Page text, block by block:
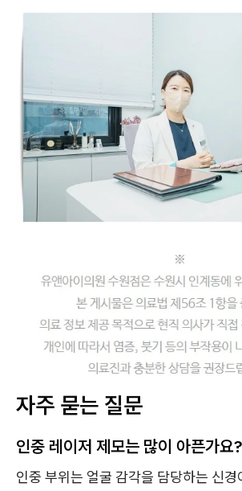
자주 묻는 질문
인중 레이저 제모는 많이 아픈가요?
인중 부위는 얼굴 감각을 담당하는 신경